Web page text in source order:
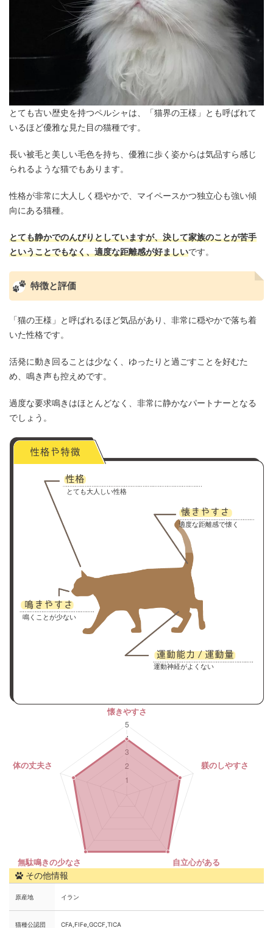
とても古い歴史を持つペルシャは、「猫界の王様」とも呼ばれて
いるほど優雅な見た目の猫種です。
長い被毛と美しい毛色を持ち、優雅に歩く姿からは気品すら感じ
られるような猫でもあります。
性格が非常に大人しく穏やかで、マイペースかつ独立心も強い傾
向にある猫種。
とても静かでのんびりとしていますが、決して家族のことが苦手
ということでもなく、適度な距離感が好ましいです。
特徴と評価
「猫の王様」と呼ばれるほど気品があり、非常に穏やかで落ち着
いた性格です。
活発に動き回ることは少なく、ゆったりと過ごすことを好むた
め、鳴き声も控えめです。
過度な要求鳴きはほとんどなく、非常に静かなパートナーとなる
でしょう。
とても大人しい性格
適度な距離感で懐く
鳴くことが少ない
運動神経がよくない
その他情報
原産地 イラン
猫種公認団 CFA,FIFe,GCCF,TICA